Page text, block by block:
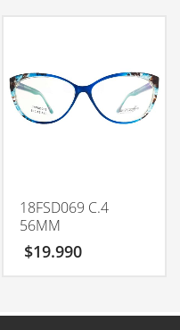
18FSD069 C.4
56MM
$19.990